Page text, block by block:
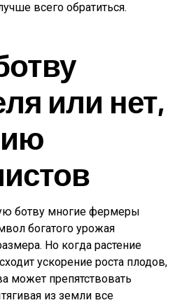
всего обратиться.
или нет,
ботву многие фермеры
богатого урожая
Но когда растение
ускорение роста плодов,
может препятствовать
из земли все